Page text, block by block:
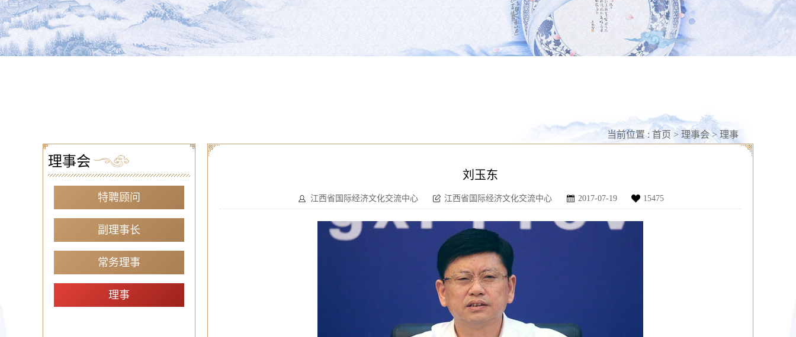
理事会
特聘顾问
副理事长
常务理事
理事
当前位置 : 首页 >理事会>理事
刘玉东
江西省国际经济文化交流中心 江西省国际经济文化交流中心 2017-07-19 15475